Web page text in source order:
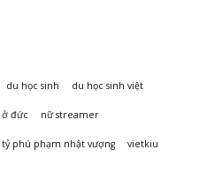
du học sinh du học sinh việt
ở đức nữ streamer
tỷ phú phạm nhật vượng vietkiu